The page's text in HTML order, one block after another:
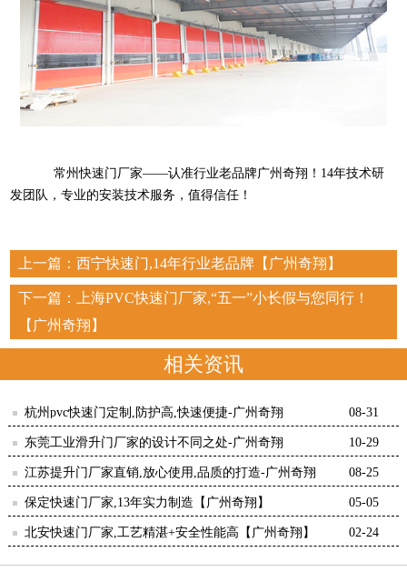
常州快速门厂家——认准行业老品牌广州奇翔！14年技术研
发团队，专业的安装技术服务，值得信任！
上一篇： 西宁快速门,14年行业老品牌【广州奇翔】
下一篇：
上海PVC快速门厂家,“五一”小长假与您同行！
【广州奇翔】
相关资讯
杭州pvc快速门定制,防护高,快速便捷-广州奇翔 08-31
东莞工业滑升门厂家的设计不同之处-广州奇翔 10-29
江苏提升门厂家直销,放心使用,品质的打造-广州奇翔 08-25
保定快速门厂家,13年实力制造【广州奇翔】 05-05
北安快速门厂家,工艺精湛+安全性能高【广州奇翔】 02-24